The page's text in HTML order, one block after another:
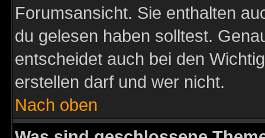
Forumsansicht. Sie enthalten
du gelesen haben solltest.
entscheidet auch bei den
erstellen darf und wer nicht.
Nach oben